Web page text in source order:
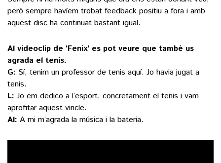
però sempre havíem trobat feedback positiu a fora i amb
aquest disc ha continuat bastant igual.
Al videoclip de ‘Fenix’ es pot veure que també us
agrada el tenis.
G: Sí, tenim un professor de tenis aquí. Jo havia jugat a
tenis.
L: Jo em dedico a l’esport, concretament el tenis i vam
aprofitar aquest vincle.
Al: A mi m’agrada la música i la bateria.